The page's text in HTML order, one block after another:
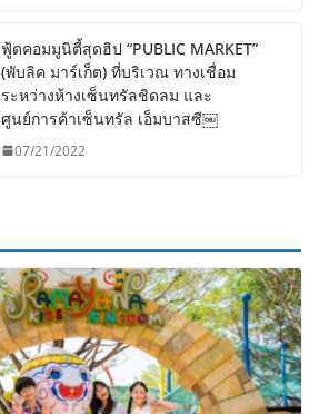
ฟู้ดคอมมูนิตี้สุดฮิป “PUBLIC MARKET”
(พับลิค มาร์เก็ต) ที่บริเวณ ทางเชื่อม
ระหว่างห้างเซ็นทรัลชิดลม และ
ศูนย์การค้าเซ็นทรัล เอ็มบาสซี￼
07/21/2022